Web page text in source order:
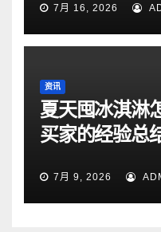
7月 16, 2026
资讯
夏天囤冰淇淋
买家的经验总
7月 9, 2026